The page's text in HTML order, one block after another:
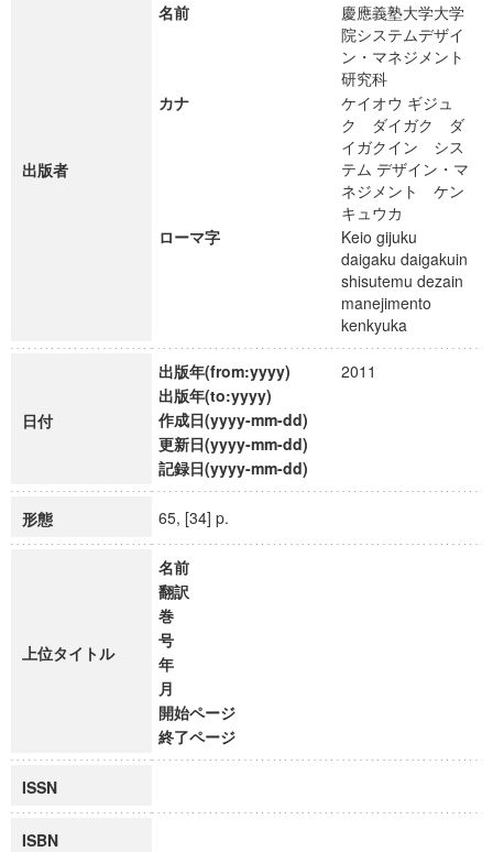
出版者
名前
慶應義塾大学大学
院システムデザイ
ン・マネジメント
研究科
カナ
ケイオウ ギジュ
ク ダイガク ダ
イガクイン シス
テム デザイン・マ
ネジメント ケン
キュウカ
ローマ字
Keio gijuku
daigaku daigakuin
shisutemu dezain
manejimento
kenkyuka
日付
出版年(from:yyyy)
2011
出版年(to:yyyy)
作成日(yyyy-mm-dd)
更新日(yyyy-mm-dd)
記録日(yyyy-mm-dd)
形態 65, [34] p.
上位タイトル
名前
翻訳
巻
号
年
月
開始ページ
終了ページ
ISSN
ISBN